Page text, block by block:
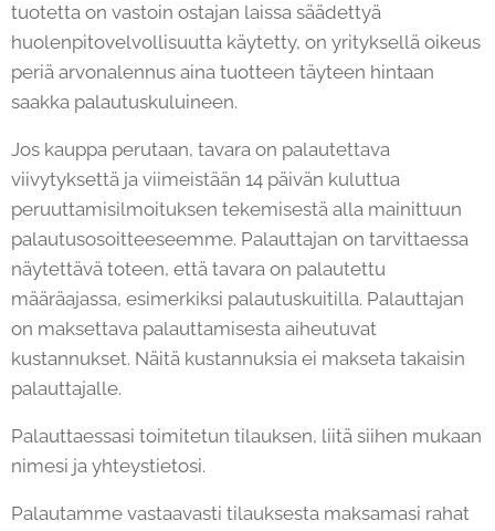
tuotetta on vastoin ostajan laissa säädettyä
huolenpitovelvollisuutta käytetty, on yrityksellä oikeus
periä arvonalennus aina tuotteen täyteen hintaan
saakka palautuskuluineen.
Jos kauppa perutaan, tavara on palautettava
viivytyksettä ja viimeistään 14 päivän kuluttua
peruuttamisilmoituksen tekemisestä alla mainittuun
palautusosoitteeseemme. Palauttajan on tarvittaessa
näytettävä toteen, että tavara on palautettu
määräajassa, esimerkiksi palautuskuitilla. Palauttajan
on maksettava palauttamisesta aiheutuvat
kustannukset. Näitä kustannuksia ei makseta takaisin
palauttajalle.
Palauttaessasi toimitetun tilauksen, liitä siihen mukaan
nimesi ja yhteystietosi.
Palautamme vastaavasti tilauksesta maksamasi rahat